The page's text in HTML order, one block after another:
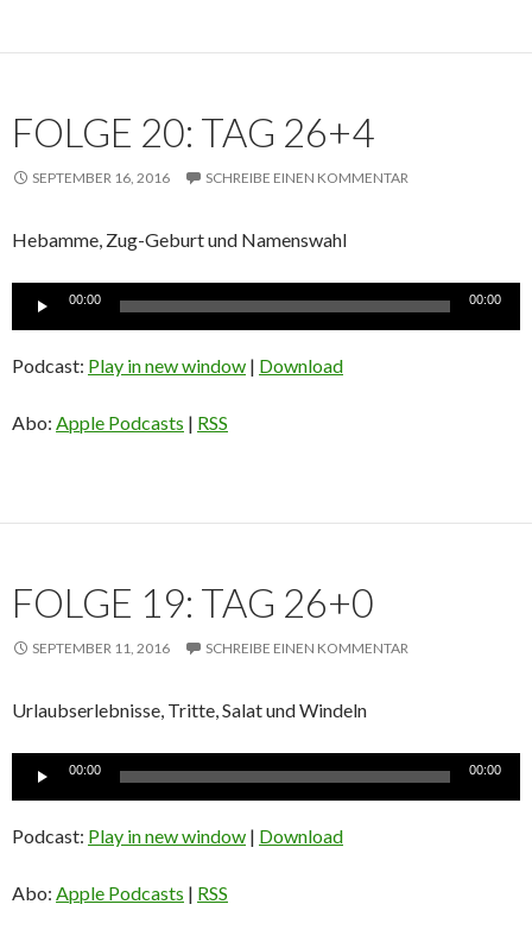
FOLGE 20: TAG 26+4
SEPTEMBER 16, 2016 SCHREIBE EINEN KOMMENTAR
Hebamme, Zug-Geburt und Namenswahl
Audio-
00:00 00:00
Podcast: Play in new window | Download
Abo: Apple Podcasts | RSS
FOLGE 19: TAG 26+0
SEPTEMBER 11, 2016 SCHREIBE EINEN KOMMENTAR
Urlaubserlebnisse, Tritte, Salat und Windeln
Audio-
00:00 00:00
Podcast: Play in new window | Download
Abo: Apple Podcasts | RSS